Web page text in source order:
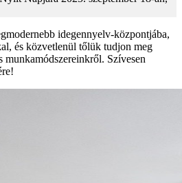
idegennyelv-központjába,
és közvetlenül tőlük tudjon meg
Szívesen